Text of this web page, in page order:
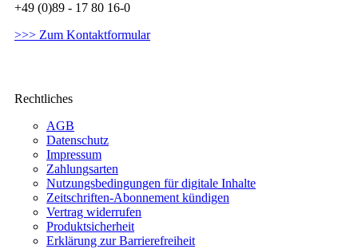
+49 (0)89 - 17 80 16-0
>>> Zum Kontaktformular
Rechtliches
AGB
Datenschutz
Impressum
Zahlungsarten
Nutzungsbedingungen für digitale Inhalte
Zeitschriften-Abonnement kündigen
Vertrag widerrufen
Produktsicherheit
Erklärung zur Barrierefreiheit